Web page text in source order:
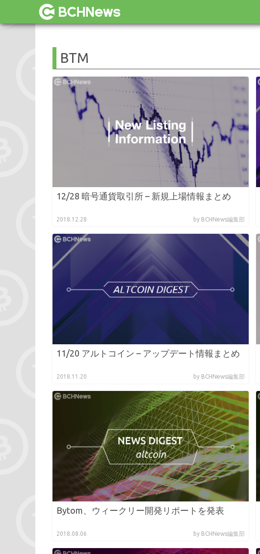
BTM
12/28 暗号通貨取引所 – 新規上場情報まとめ
2018.12.28 by BCHNews編集部
11/20 アルトコイン – アップデート情報まとめ
2018.11.20 by BCHNews編集部
Bytom、ウィークリー開発リポートを発表
2018.08.06 by BCHNews編集部